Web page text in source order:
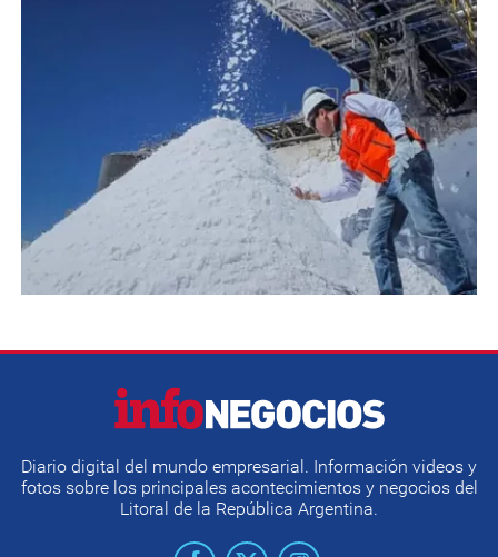
Diario digital del mundo empresarial. Información videos y
fotos sobre los principales acontecimientos y negocios del
Litoral de la República Argentina.